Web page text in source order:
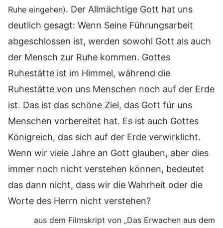
Ruhe eingehen). Der Allmächtige Gott hat uns
deutlich gesagt: Wenn Seine Führungsarbeit
abgeschlossen ist, werden sowohl Gott als auch
der Mensch zur Ruhe kommen. Gottes
Ruhestätte ist im Himmel, während die
Ruhestätte von uns Menschen noch auf der Erde
ist. Das ist das schöne Ziel, das Gott für uns
Menschen vorbereitet hat. Es ist auch Gottes
Königreich, das sich auf der Erde verwirklicht.
Wenn wir viele Jahre an Gott glauben, aber dies
immer noch nicht verstehen können, bedeutet
das dann nicht, dass wir die Wahrheit oder die
Worte des Herrn nicht verstehen?
aus dem Filmskript von „Das Erwachen aus dem